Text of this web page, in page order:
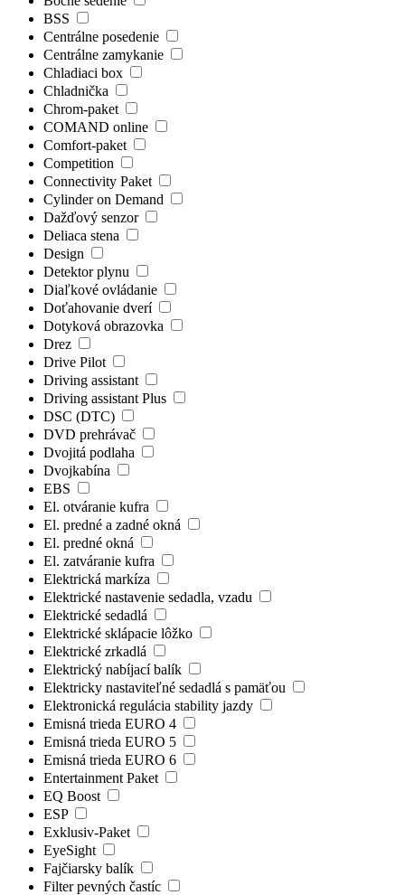
BSS
Centrálne posedenie
Centrálne zamykanie
Chladiaci box
Chladnička
Chrom-paket
COMAND online
Comfort-paket
Competition
Connectivity Paket
Cylinder on Demand
Dažďový senzor
Deliaca stena
Design
Detektor plynu
Diaľkové ovládanie
Doťahovanie dverí
Dotyková obrazovka
Drez
Drive Pilot
Driving assistant
Driving assistant Plus
DSC (DTC)
DVD prehrávač
Dvojitá podlaha
Dvojkabína
EBS
El. otváranie kufra
El. predné a zadné okná
El. predné okná
El. zatváranie kufra
Elektrická markíza
Elektrické nastavenie sedadla, vzadu
Elektrické sedadlá
Elektrické sklápacie lôžko
Elektrické zrkadlá
Elektrický nabíjací balík
Elektricky nastaviteľné sedadlá s pamäťou
Elektronická regulácia stability jazdy
Emisná trieda EURO 4
Emisná trieda EURO 5
Emisná trieda EURO 6
Entertainment Paket
EQ Boost
ESP
Exklusiv-Paket
EyeSight
Fajčiarsky balík
Filter pevných častíc